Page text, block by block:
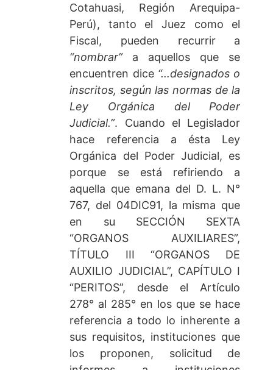
Cotahuasi, Región Arequipa-
Perú), tanto el Juez como el
Fiscal, pueden recurrir a
“nombrar”a aquellos que se
encuentren dice “…designados o
inscritos, según las normas de la
Ley Orgánica del Poder
Judicial.”. Cuando el Legislador
hace referencia a ésta Ley
Orgánica del Poder Judicial, es
porque se está refiriendo a
aquella que emana del D. L. N°
767, del 04DIC91, la misma que
en su SECCIÓN SEXTA
“ORGANOS AUXILIARES”,
TÍTULO III “ORGANOS DE
AUXILIO JUDICIAL”, CAPÍTULO I
“PERITOS”, desde el Artículo
278° al 285° en los que se hace
referencia a todo lo inherente a
sus requisitos, instituciones que
los proponen, solicitud de